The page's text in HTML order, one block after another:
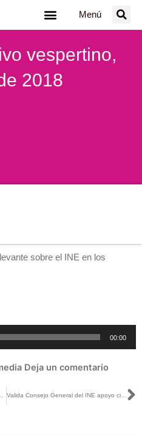
Menú
vespertino,
2018
sobre el INE en los
00:00
Deja un comentario
Valida Consejo General del INE apoyo ciudadano y fiscalización a 39 aspirantes independientes a una diputación federal